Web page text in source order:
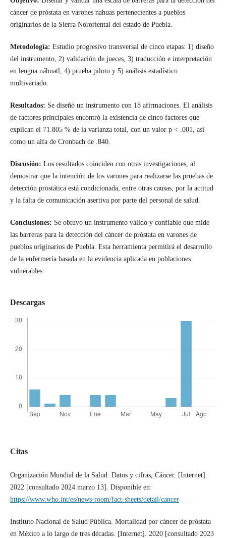
cáncer de próstata en varones nahuas pertenecientes a pueblos
originarios de la Sierra Nororiental del estado de Puebla.
Metodología: Estudio progresivo transversal de cinco etapas: 1) diseño
del instrumento, 2) validación de jueces, 3) traducción e interpretación
en lengua náhuatl, 4) prueba piloto y 5) análisis estadístico
multivariado.
Resultados: Se diseñó un instrumento con 18 afirmaciones. El análisis
de factores principales encontró la existencia de cinco factores que
explican el 71.805 % de la varianza total, con un valor p < .001, así
como un alfa de Cronbach de .840.
Discusión: Los resultados coinciden con otras investigaciones, al
demostrar que la intención de los varones para realizarse las pruebas de
detección prostática está condicionada, entre otras causas, por la actitud
y la falta de comunicación asertiva por parte del personal de salud.
Conclusiones: Se obtuvo un instrumento válido y confiable que mide
las barreras para la detección del cáncer de próstata en varones de
pueblos originarios de Puebla. Esta herramienta permitirá el desarrollo
de la enfermería basada en la evidencia aplicada en poblaciones
vulnerables.
Descargas
Citas
Organización Mundial de la Salud. Datos y cifras, Cáncer. [Internet].
2022 [consultado 2024 marzo 13]. Disponible en:
https://www.who.int/es/news-room/fact-sheets/detail/cancer
Instituto Nacional de Salud Pública. Mortalidad por cáncer de próstata
en México a lo largo de tres décadas. [Internet]. 2020 [consultado 2023